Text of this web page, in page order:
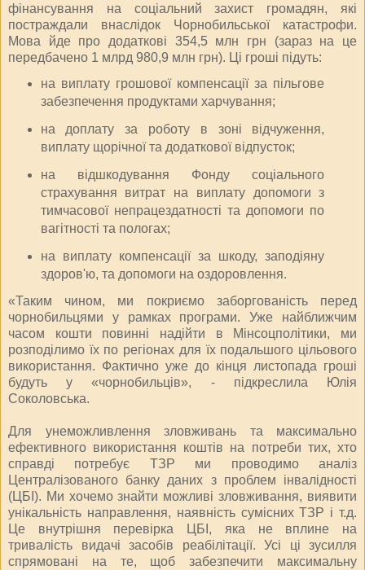
фінансування на соціальний захист громадян, які
постраждали внаслідок Чорнобильської катастрофи.
Мова йде про додаткові 354,5 млн грн (зараз на це
передбачено 1 млрд 980,9 млн грн). Ці гроші підуть:
на виплату грошової компенсації за пільгове
забезпечення продуктами харчування;
на доплату за роботу в зоні відчуження,
виплату щорічної та додаткової відпусток;
на відшкодування Фонду соціального
страхування витрат на виплату допомоги з
тимчасової непрацездатності та допомоги по
вагітності та пологах;
на виплату компенсації за шкоду, заподіяну
здоров'ю, та допомоги на оздоровлення.
«Таким чином, ми покриємо заборгованість перед
чорнобильцями у рамках програми. Уже найближчим
часом кошти повинні надійти в Мінсоцполітики, ми
розподілимо їх по регіонах для їх подальшого цільового
використання. Фактично уже до кінця листопада гроші
будуть у «чорнобильців», - підкреслила Юлія
Соколовська.
Для унеможливлення зловживань та максимально
ефективного використання коштів на потреби тих, хто
справді потребує ТЗР ми проводимо аналіз
Централізованого банку даних з проблем інвалідності
(ЦБІ). Ми хочемо знайти можливі зловживання, виявити
унікальність направлення, наявність сумісних ТЗР і т.д.
Це внутрішня перевірка ЦБІ, яка не вплине на
тривалість видачі засобів реабілітації. Усі ці зусилля
спрямовані на те, щоб забезпечити максимальну